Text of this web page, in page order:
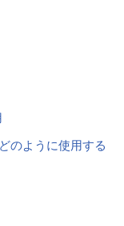
のように使用する